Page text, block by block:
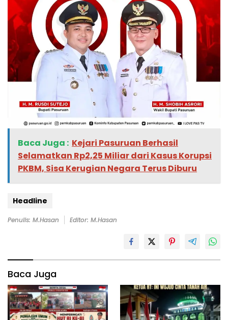
Baca Juga : Kejari Pasuruan Berhasil
Selamatkan Rp2,25 Miliar dari Kasus Korupsi
PKBM, Sisa Kerugian Negara Terus Diburu
Headline
Penulis: M.Hasan Editor: M.Hasan
Baca Juga